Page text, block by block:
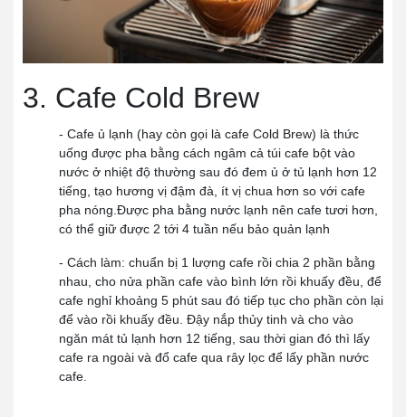
3. Cafe Cold Brew
- Cafe ủ lạnh (hay còn gọi là cafe Cold Brew) là thức
uống được pha bằng cách ngâm cả túi cafe bột vào
nước ở nhiệt độ thường sau đó đem ủ ở tủ lạnh hơn 12
tiếng, tạo hương vị đậm đà, ít vị chua hơn so với cafe
pha nóng.Được pha bằng nước lạnh nên cafe tươi hơn,
có thể giữ được 2 tới 4 tuần nếu bảo quản lạnh
- Cách làm: chuẩn bị 1 lượng cafe rồi chia 2 phần bằng
nhau, cho nửa phần cafe vào bình lớn rồi khuấy đều, để
cafe nghỉ khoảng 5 phút sau đó tiếp tục cho phần còn lại
để vào rồi khuấy đều. Đậy nắp thủy tinh và cho vào
ngăn mát tủ lạnh hơn 12 tiếng, sau thời gian đó thì lấy
cafe ra ngoài và đổ cafe qua rây lọc để lấy phần nước
cafe.